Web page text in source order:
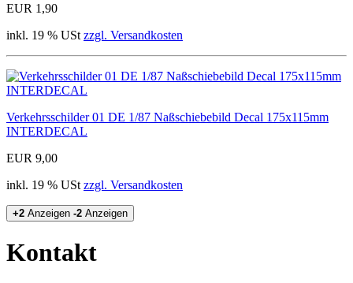
EUR 1,90
inkl. 19 % USt zzgl. Versandkosten
Verkehrsschilder 01 DE 1/87 Naßschiebebild Decal 175x115mm
INTERDECAL
EUR 9,00
inkl. 19 % USt zzgl. Versandkosten
+2 Anzeigen -2 Anzeigen
Kontakt